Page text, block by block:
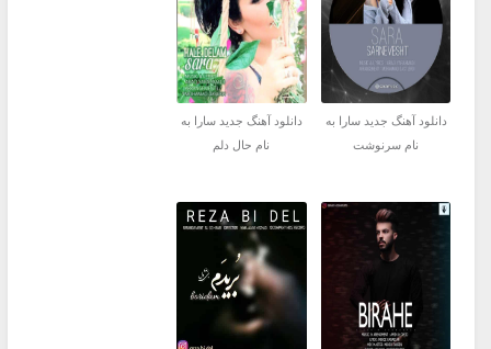
دانلود آهنگ جدید سارا به
نام سرنوشت
دانلود آهنگ جدید سارا به
نام حال دلم